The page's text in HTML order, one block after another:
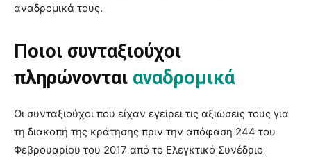
αναδρομικά τους.
Ποιοι συνταξιούχοι
πληρώνονται αναδρομικά
Οι συνταξιούχοι που είχαν εγείρει τις αξιώσεις τους για
τη διακοπή της κράτησης πριν την απόφαση 244 του
Φεβρουαρίου του 2017 από το Ελεγκτικό Συνέδριο